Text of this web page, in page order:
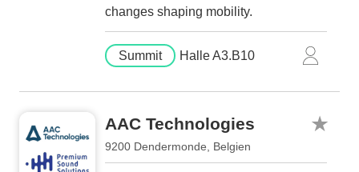
changes shaping mobility.
Summit Halle A3.B10
AAC Technologies
9200 Dendermonde, Belgien